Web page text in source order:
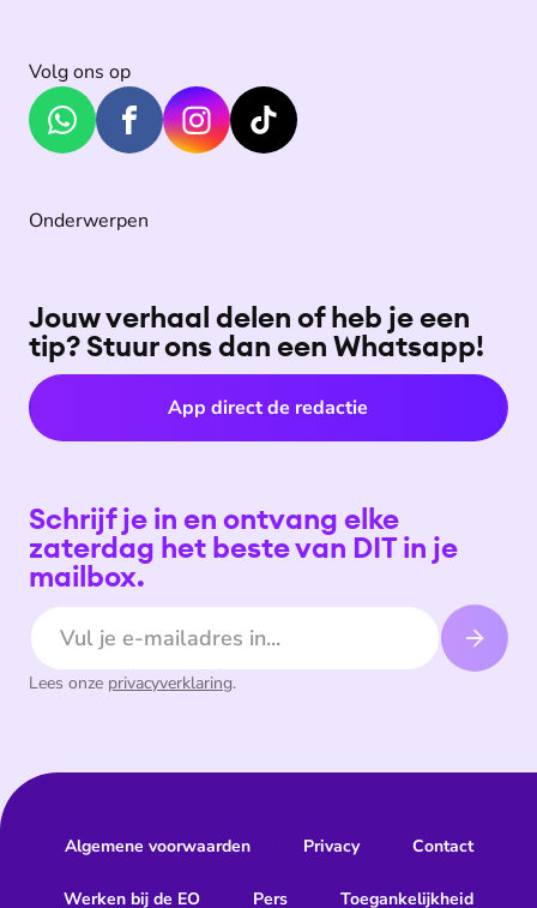
Volg ons op
Onderwerpen
Jouw verhaal delen of heb je een
tip? Stuur ons dan een Whatsapp!
App direct de redactie
Schrijf je in en ontvang elke
zaterdag het beste van DIT in je
mailbox.
E-mailadres
Lees onze privacyverklaring.
Algemene voorwaarden Privacy Contact
Werken bij de EO Pers Toegankelijkheid